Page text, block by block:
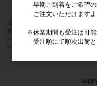
ターナショナル■■X'mas■ 壁掛ア
ントカレンダー クリスマスを楽し
ンタ
443
早期ご到着をご希望
ご注文いただけますよ
※休業期間も受注は可
受注順にて順次出荷と